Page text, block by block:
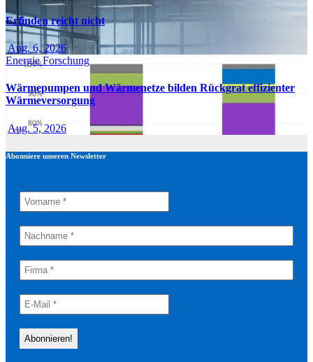
Erfinden reicht nicht
Aug. 6, 2026
EnergieForschung
Wärmepumpen und Wärmenetze bilden Rückgrat effizienter
Wärmeversorgung
Aug. 5, 2026
Abonniere unseren Newsletter